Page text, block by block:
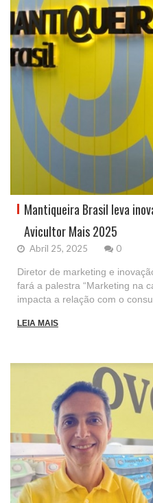
Mantiqueira Brasil leva
Avicultor Mais 2025
Abril 25, 2025 0
Diretor de marketing e
fará a palestra “Marketing na
impacta a relação com o
LEIA MAIS